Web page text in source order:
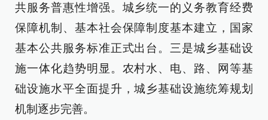
共服务普惠性增强。城乡统一的义务教育经费
保障机制、基本社会保障制度基本建立，国家
基本公共服务标准正式出台。三是城乡基础设
施一体化趋势明显。农村水、电、路、网等基
础设施水平全面提升，城乡基础设施统筹规划
机制逐步完善。